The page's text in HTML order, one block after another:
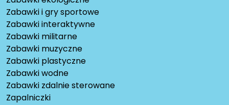
Zabawki i gry sportowe
Zabawki interaktywne
Zabawki militarne
Zabawki muzyczne
Zabawki plastyczne
Zabawki wodne
Zabawki zdalnie sterowane
Zapalniczki